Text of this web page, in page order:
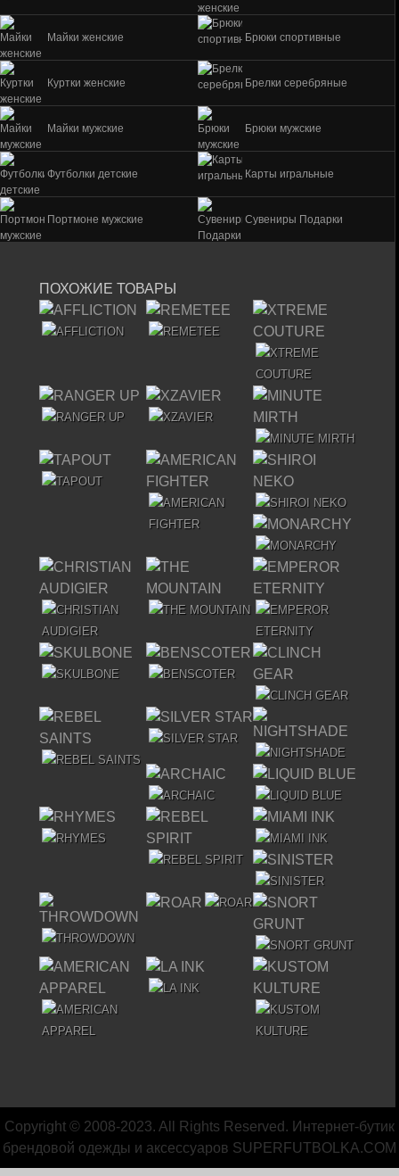
Майки женские Брюки спортивные
Куртки женские Брелки серебряные
Майки мужские Брюки мужские
Футболки детские Карты игральные
Портмоне мужские Сувениры Подарки
ПОХОЖИЕ ТОВАРЫ
Copyright © 2008-2023. All Rights Reserved. Интернет-бутик
брендовой одежды и аксессуаров SUPERFUTBOLKA.COM